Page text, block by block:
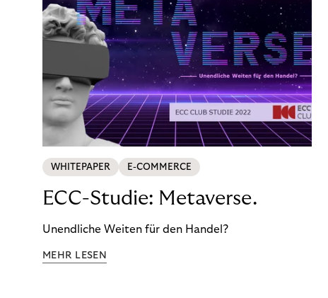
WHITEPAPER E-COMMERCE
ECC-Studie: Metaverse.
Unendliche Weiten für den Handel?
MEHR LESEN